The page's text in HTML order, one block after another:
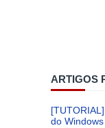
ARTIGOS
do